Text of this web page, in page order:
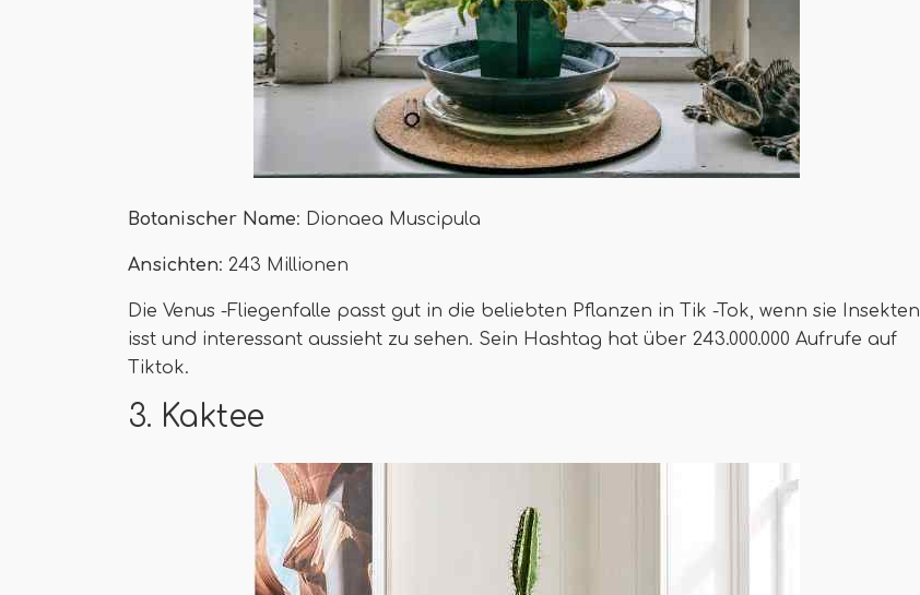
Botanischer Name: Dionaea Muscipula
Ansichten: 243 Millionen
Die Venus -Fliegenfalle passt gut in die beliebten Pflanzen in Tik -Tok, wenn sie Insekten
isst und interessant aussieht zu sehen. Sein Hashtag hat über 243.000.000 Aufrufe auf
Tiktok.
3. Kaktee